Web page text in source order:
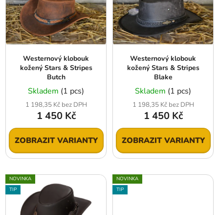
Westernový klobouk
kožený Stars & Stripes
Butch
Skladem (1 pcs)
1 198,35 Kč bez DPH
1 450 Kč
ZOBRAZIT VARIANTY
Westernový klobouk
kožený Stars & Stripes
Blake
Skladem (1 pcs)
1 198,35 Kč bez DPH
1 450 Kč
ZOBRAZIT VARIANTY
NOVINKA
TIP
NOVINKA
TIP